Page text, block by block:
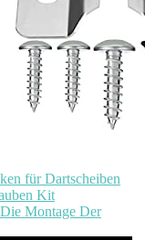
für Dartscheiben
Kit
Montage Der